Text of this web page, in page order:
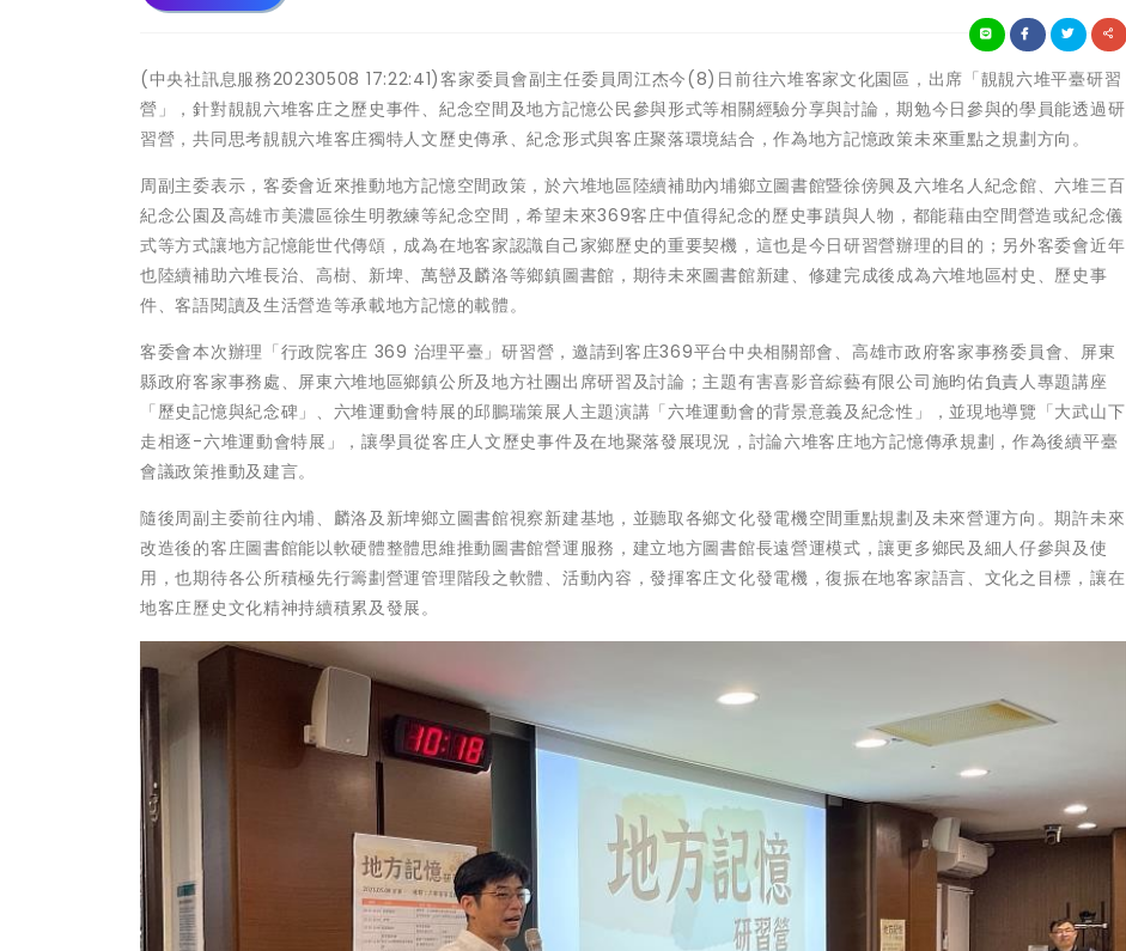
(中央社訊息服務20230508 17:22:41)客家委員會副主任委員周江杰今(8)日前往六堆客家文化園區，出席「靚靚六堆平臺研習
營」，針對靚靚六堆客庄之歷史事件、紀念空間及地方記憶公民參與形式等相關經驗分享與討論，期勉今日參與的學員能透過研
習營，共同思考靚靚六堆客庄獨特人文歷史傳承、紀念形式與客庄聚落環境結合，作為地方記憶政策未來重點之規劃方向。
周副主委表示，客委會近來推動地方記憶空間政策，於六堆地區陸續補助內埔鄉立圖書館暨徐傍興及六堆名人紀念館、六堆三百
紀念公園及高雄市美濃區徐生明教練等紀念空間，希望未來369客庄中值得紀念的歷史事蹟與人物，都能藉由空間營造或紀念儀
式等方式讓地方記憶能世代傳頌，成為在地客家認識自己家鄉歷史的重要契機，這也是今日研習營辦理的目的；另外客委會近年
也陸續補助六堆長治、高樹、新埤、萬巒及麟洛等鄉鎮圖書館，期待未來圖書館新建、修建完成後成為六堆地區村史、歷史事
件、客語閱讀及生活營造等承載地方記憶的載體。
客委會本次辦理「行政院客庄 369 治理平臺」研習營，邀請到客庄369平台中央相關部會、高雄市政府客家事務委員會、屏東
縣政府客家事務處、屏東六堆地區鄉鎮公所及地方社團出席研習及討論；主題有害喜影音綜藝有限公司施昀佑負責人專題講座
「歷史記憶與紀念碑」、六堆運動會特展的邱鵬瑞策展人主題演講「六堆運動會的背景意義及紀念性」，並現地導覽「大武山下
走相逐-六堆運動會特展」，讓學員從客庄人文歷史事件及在地聚落發展現況，討論六堆客庄地方記憶傳承規劃，作為後續平臺
會議政策推動及建言。
隨後周副主委前往內埔、麟洛及新埤鄉立圖書館視察新建基地，並聽取各鄉文化發電機空間重點規劃及未來營運方向。期許未來
改造後的客庄圖書館能以軟硬體整體思維推動圖書館營運服務，建立地方圖書館長遠營運模式，讓更多鄉民及細人仔參與及使
用，也期待各公所積極先行籌劃營運管理階段之軟體、活動內容，發揮客庄文化發電機，復振在地客家語言、文化之目標，讓在
地客庄歷史文化精神持續積累及發展。